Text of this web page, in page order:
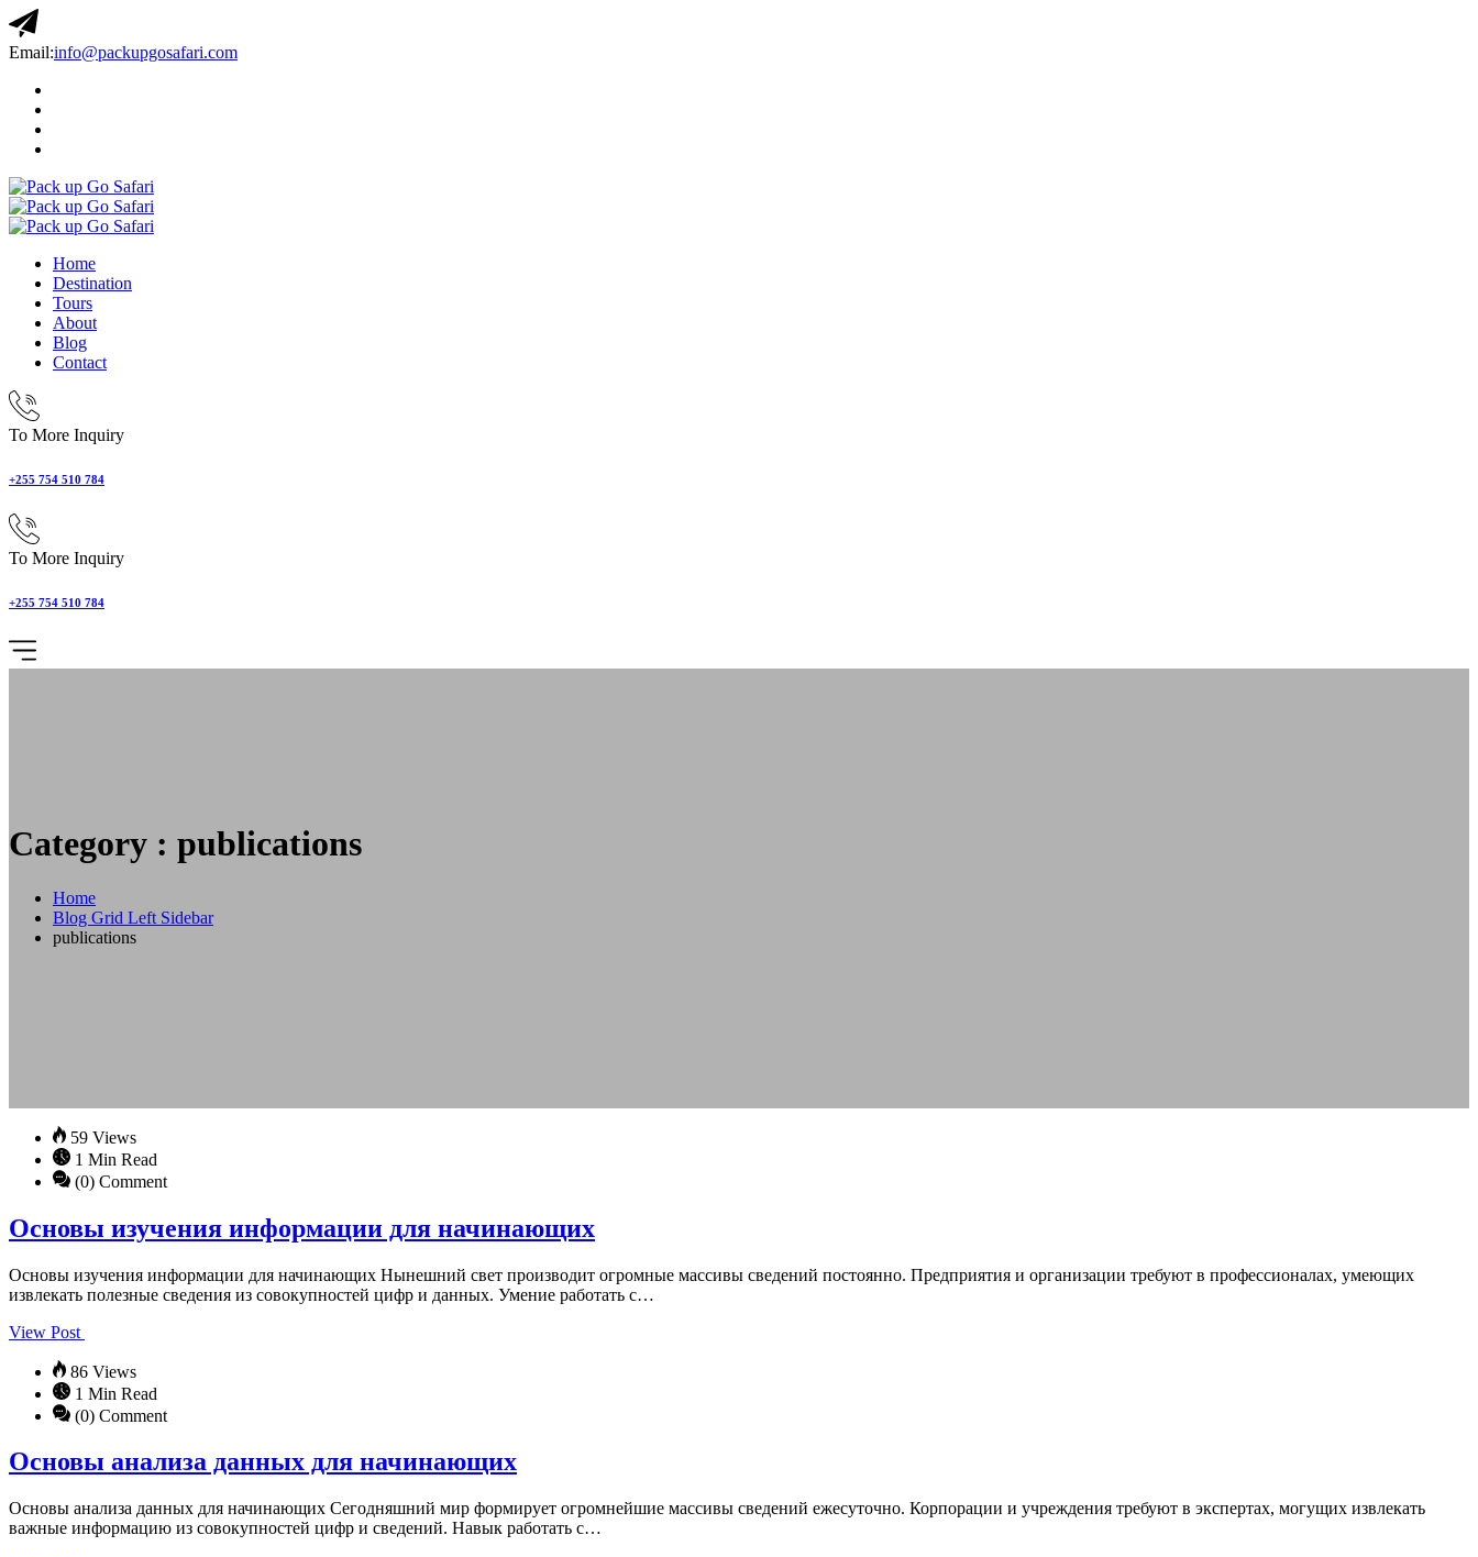
Email:info@packupgosafari.com
Home
Destination
Tours
About
Blog
Contact
To More Inquiry
+255 754 510 784
To More Inquiry
+255 754 510 784
Category : publications
Home
Blog Grid Left Sidebar
publications
59 Views
1 Min Read
(0) Comment
Основы изучения информации для начинающих
Основы изучения информации для начинающих Нынешний свет производит огромные массивы сведений постоянно. Предприятия и организации требуют в профессионалах, умеющих
извлекать полезные сведения из совокупностей цифр и данных. Умение работать с…
View Post
86 Views
1 Min Read
(0) Comment
Основы анализа данных для начинающих
Основы анализа данных для начинающих Сегодняшний мир формирует огромнейшие массивы сведений ежесуточно. Корпорации и учреждения требуют в экспертах, могущих извлекать
важные информацию из совокупностей цифр и сведений. Навык работать с…